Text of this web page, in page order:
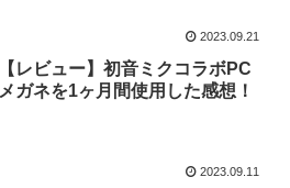
2023.09.21
【レビュー】初音ミクコラボPC
メガネを1ヶ月間使用した感想！
2023.09.11